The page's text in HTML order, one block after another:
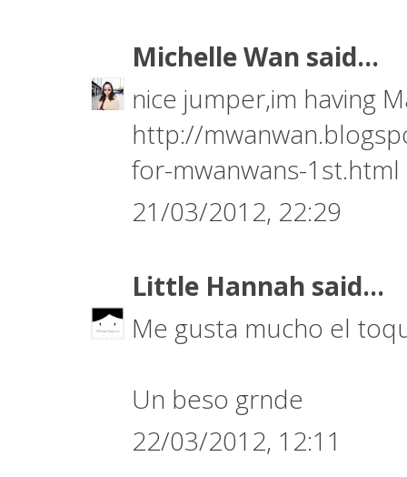
Michelle Wan said...
nice jumper,im having
http://
for-mwanwans-1st.html
21/03/2012, 22:29
Little Hannah said...
Me gusta mucho el
Un beso grnde
22/03/2012, 12:11